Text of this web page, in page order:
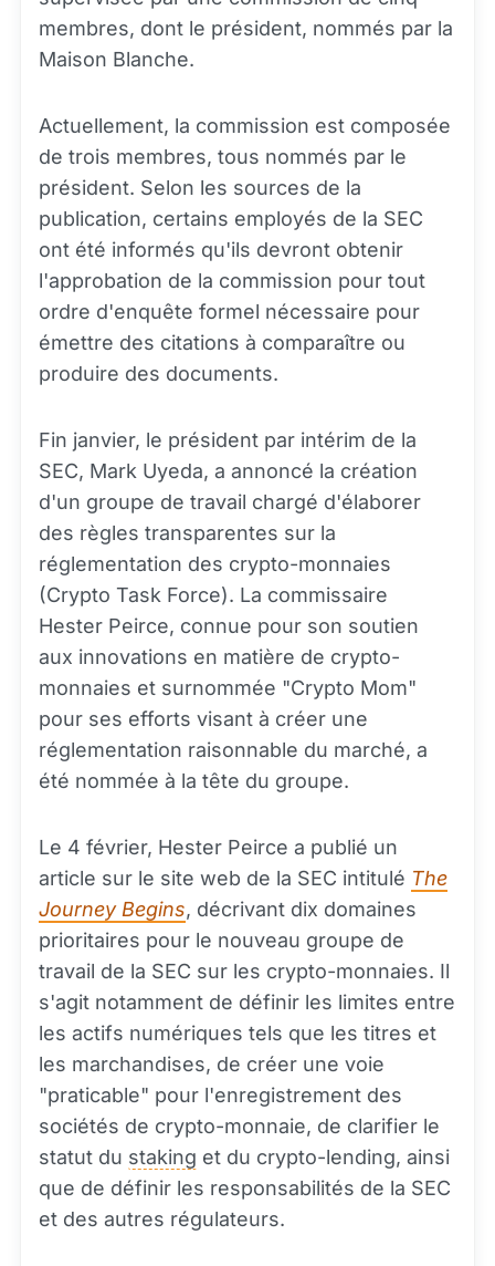
membres, dont le président, nommés par la
Maison Blanche.
Actuellement, la commission est composée
de trois membres, tous nommés par le
président. Selon les sources de la
publication, certains employés de la SEC
ont été informés qu'ils devront obtenir
l'approbation de la commission pour tout
ordre d'enquête formel nécessaire pour
émettre des citations à comparaître ou
produire des documents.
Fin janvier, le président par intérim de la
SEC, Mark Uyeda, a annoncé la création
d'un groupe de travail chargé d'élaborer
des règles transparentes sur la
réglementation des crypto-monnaies
(Crypto Task Force). La commissaire
Hester Peirce, connue pour son soutien
aux innovations en matière de crypto-
monnaies et surnommée "Crypto Mom"
pour ses efforts visant à créer une
réglementation raisonnable du marché, a
été nommée à la tête du groupe.
Le 4 février, Hester Peirce a publié un
article sur le site web de la SEC intitulé The
Journey Begins, décrivant dix domaines
prioritaires pour le nouveau groupe de
travail de la SEC sur les crypto-monnaies. Il
s'agit notamment de définir les limites entre
les actifs numériques tels que les titres et
les marchandises, de créer une voie
"praticable" pour l'enregistrement des
sociétés de crypto-monnaie, de clarifier le
statut du staking et du crypto-lending, ainsi
que de définir les responsabilités de la SEC
et des autres régulateurs.